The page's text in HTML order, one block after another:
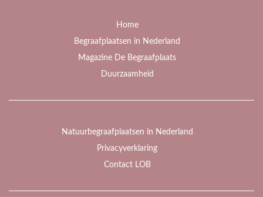
Home
Begraafplaatsen in Nederland
Magazine De Begraafplaats
Duurzaamheid
Natuurbegraafplaatsen in Nederland
Privacyverklaring
Contact LOB